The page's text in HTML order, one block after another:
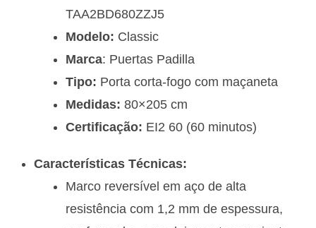
TAA2BD680ZZJ5
Modelo: Classic
Marca: Puertas Padilla
Tipo: Porta corta-fogo com maçaneta
Medidas: 80×205 cm
Certificação: EI2 60 (60 minutos)
Características Técnicas:
Marco reversível em aço de alta
resistência com 1,2 mm de espessura,